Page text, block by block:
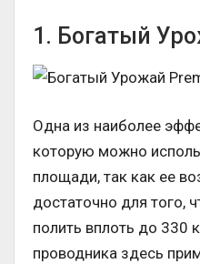
1. Богатый
Одна из наиболее
которую можно
площади, так как ее
достаточно для того,
полить вплоть до 330
проводника здесь